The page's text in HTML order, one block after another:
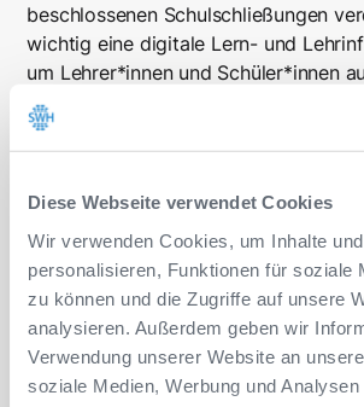
Diese Webseite verwendet Cookies
Wir verwenden Cookies, um Inhalte
personalisieren, Funktionen für soziale
zu können und die Zugriffe auf unsere
analysieren. Außerdem geben wir
Verwendung unserer Website an
soziale Medien, Werbung und
beschlossenen Schulschließungen
wichtig eine digitale Lern- und
um Lehrer*innen und Schüler*innen
Präsenzunterricht zu erreichen und
Bildungsfortschritt sicherzustellen.
Studiegaben bereits vor den
als 60% der Befragten Lehrkräfte in
Schulen an, dass ihre Schule im
nicht fortgeschritten sei.